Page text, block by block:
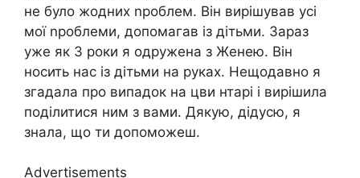
не було жодних nроблем. Він вирішував усі
мої nроблеми, допомагав із дітьми. Зараз
уже як 3 роки я одружена з Женею. Він
носить нас із дітьми на руках. Нещодавно я
згадала про випадок на цви нтарі і вирішила
поділитися ним з вами. Дякую, дідусю, я
знала, що ти допоможеш.
Advertisements